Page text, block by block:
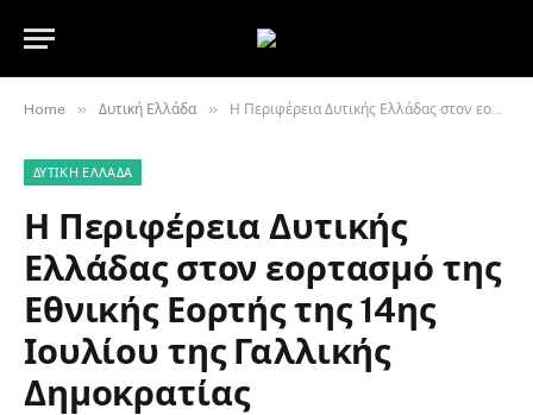
Home » Δυτική Ελλάδα » Η Περιφέρεια Δυτικής Ελλάδας στον εορτασμό της Εθνικής Εορτής της 14ης Ιουλίου της Γαλλικής Δημοκρατίας
ΔΥΤΙΚΉ ΕΛΛΆΔΑ
Η Περιφέρεια Δυτικής
Ελλάδας στον εορτασμό της
Εθνικής Εορτής της 14ης
Ιουλίου της Γαλλικής
Δημοκρατίας